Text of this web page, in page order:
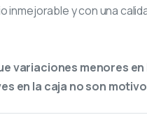
inmejorable y con una
variaciones menores
en la caja no son